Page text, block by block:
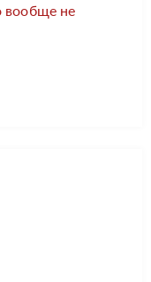
вообще не